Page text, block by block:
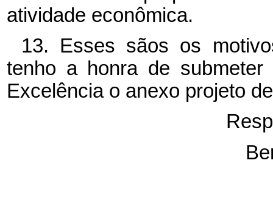
atividade econômica.
13. Esses sãos os
tenho a honra de
Excelência o anexo projeto